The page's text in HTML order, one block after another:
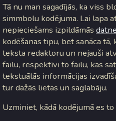
Tā nu man sagadījās, ka viss
simmbolu kodējuma. Lai lapa
nepieciešams izpildāmās
kodēšanas tipu, bet sanāca tā,
teksta redaktoru un nejauši
failu, respektīvi to failu, kas
tekstuālās informācijas
tur dažās lietas un saglabāju.
Uzminiet, kādā kodējumā es